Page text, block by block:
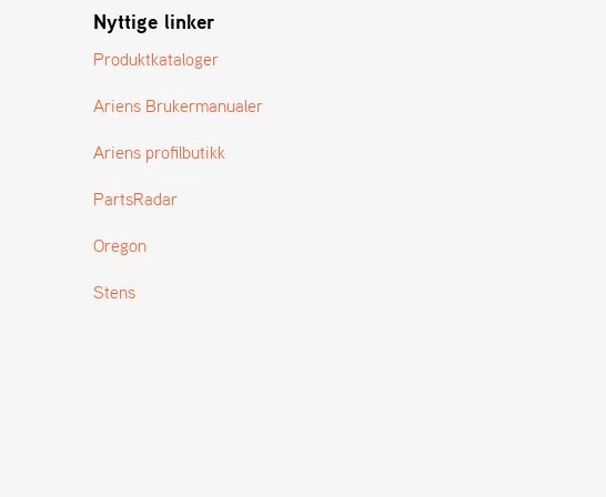
Nyttige linker
Produktkataloger
Ariens Brukermanualer
Ariens profilbutikk
PartsRadar
Oregon
Stens